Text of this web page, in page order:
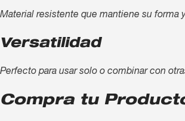
Material resistente que mantiene su forma
Versatilidad
Perfecto para usar solo o combinar con
Compra tu